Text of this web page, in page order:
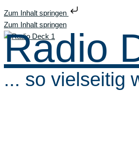
Zum Inhalt springen
Zum Inhalt springen
Radio
... so vielseitig